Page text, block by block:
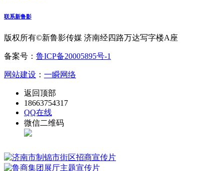
联系新鲁影
版权所有©新鲁影传媒 济南经四路万达写字楼A座
备案号： 鲁ICP备20005895号-1
网站建设 ： 一瞬网络
返回顶部
18663754317
QQ在线
微信二维码